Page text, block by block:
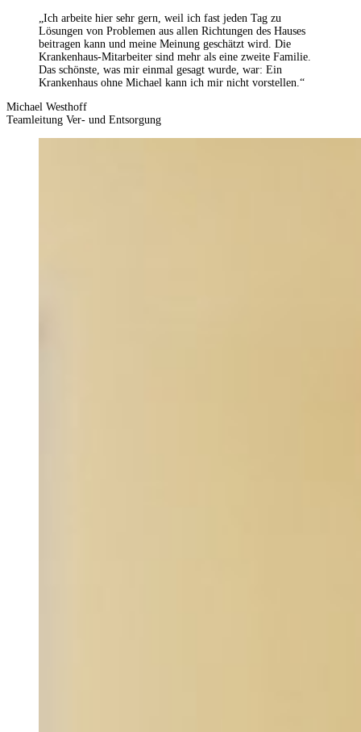
„Ich arbeite hier sehr gern, weil ich fast jeden Tag zu
Lösungen von Problemen aus allen Richtungen des Hauses
beitragen kann und meine Meinung geschätzt wird. Die
Krankenhaus-Mitarbeiter sind mehr als eine zweite Familie.
Das schönste, was mir einmal gesagt wurde, war: Ein
Krankenhaus ohne Michael kann ich mir nicht vorstellen.“
Michael Westhoff
Teamleitung Ver- und Entsorgung